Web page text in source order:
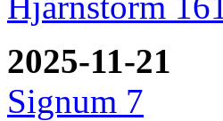
2025-11-21
Signum 7